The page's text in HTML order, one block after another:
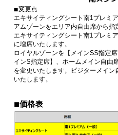
◾︎変更点
エキサイティングシート南1プレミ
アムゾーンをエリア内自由席から指
エキサイティングシート南1プレミ
に増席いたします。
ロイヤルゾーンを【メインSS指定
インS指定席】、ホームメイン自由
を変更いたします。ビジターメイ
いたします。
◾︎価格表